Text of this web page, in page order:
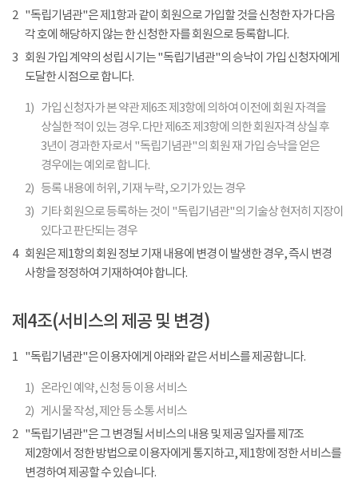
2 "독립기념관"은 제1항과 같이 회원으로 가입할 것을 신청한 자가 다음
각 호에 해당하지 않는 한 신청한 자를 회원으로 등록합니다.
3 회원 가입 계약의 성립 시기는 "독립기념관"의 승낙이 가입 신청자에게
도달한 시점으로 합니다.
1) 가입 신청자가 본 약관 제6조 제3항에 의하여 이전에 회원 자격을
상실한 적이 있는 경우. 다만 제6조 제3항에 의한 회원자격 상실 후
3년이 경과한 자로서 "독립기념관"의 회원 재 가입 승낙을 얻은
경우에는 예외로 합니다.
2) 등록 내용에 허위, 기재 누락, 오기가 있는 경우
3) 기타 회원으로 등록하는 것이 "독립기념관"의 기술상 현저히 지장이
있다고 판단되는 경우
4
회원은 제1항의 회원 정보 기재 내용에 변경 이 발생한 경우, 즉시 변경
사항을 정정하여 기재하여야 합니다.
제4조(서비스의 제공 및 변경)
1 "독립기념관"은 이용자에게 아래와 같은 서비스를 제공합니다.
1) 온라인 예약, 신청 등 이용 서비스
2) 게시물 작성, 제안 등 소통 서비스
2 "독립기념관"은 그 변경될 서비스의 내용 및 제공 일자를 제7조
제2항에서 정한 방법으로 이용자에게 통지하고, 제1항에 정한 서비스를
변경하여 제공할 수 있습니다.